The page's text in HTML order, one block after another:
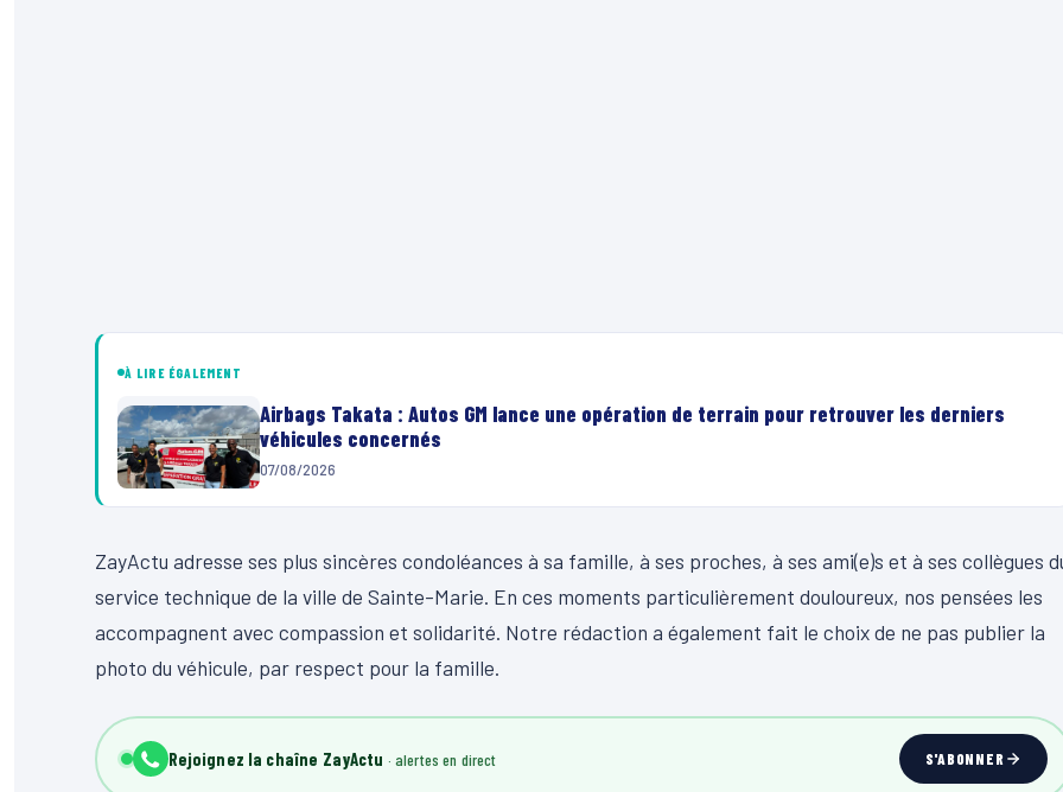
À LIRE ÉGALEMENT
Airbags Takata : Autos GM lance une opération de terrain pour retrouver les derniers
véhicules concernés
07/08/2026
ZayActu adresse ses plus sincères condoléances à sa famille, à ses proches, à ses ami(e)s et à ses collègues
service technique de la ville de Sainte-Marie. En ces moments particulièrement douloureux, nos pensées les
accompagnent avec compassion et solidarité. Notre rédaction a également fait le choix de ne pas publier la
photo du véhicule, par respect pour la famille.
Rejoignez la chaîne ZayActu S'ABONNER